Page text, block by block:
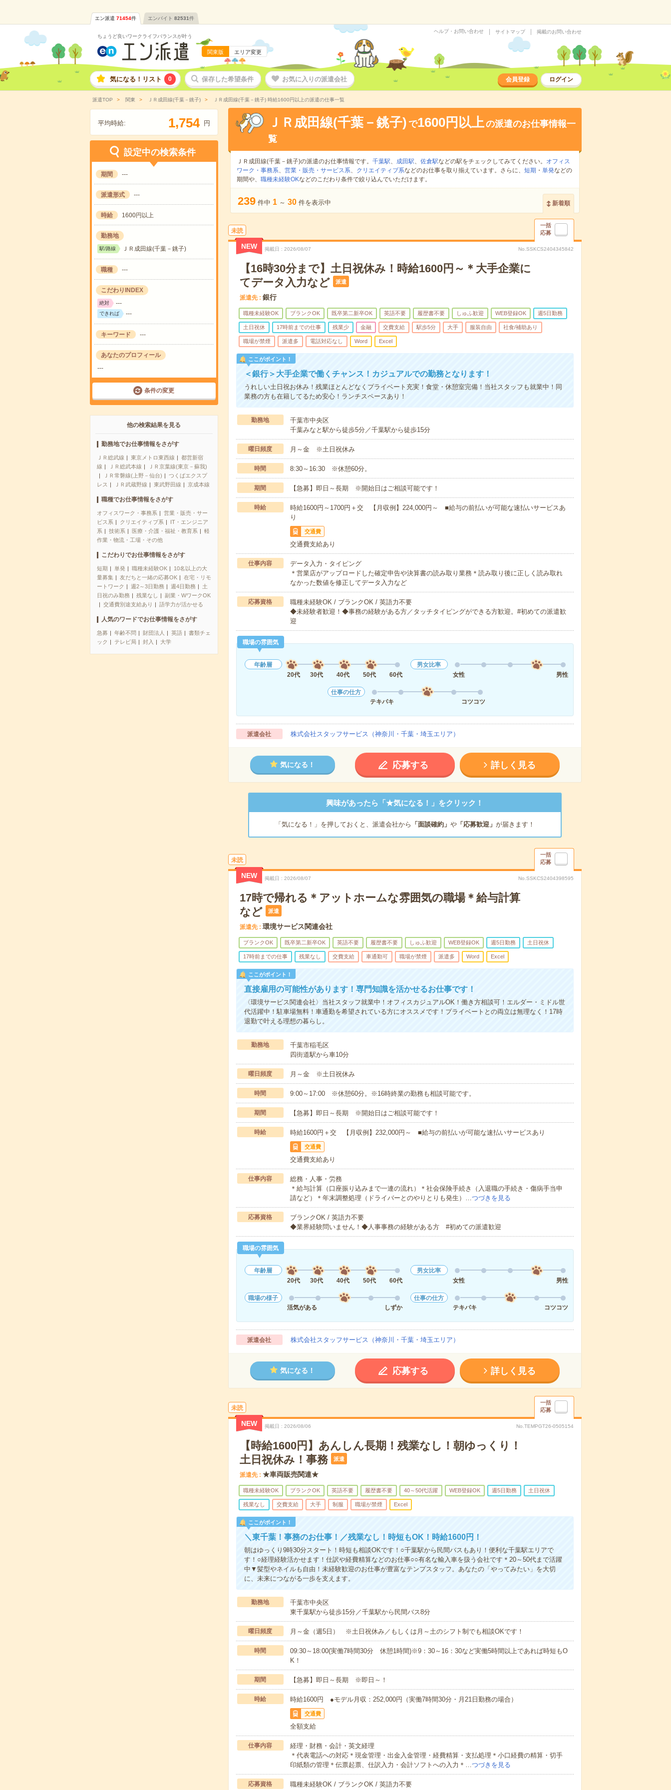
エン派遣 71454件 エンバイト 82531件
ちょうど良いワークライフバランスが叶う
関東版 エリア変更
ヘルプ・お問い合わせ サイトマップ 掲載のお問い合わせ
気になる！リスト 0 保存した希望条件 お気に入りの派遣会社 会員登録 ログイン
派遣TOP 関東 ＪＲ成田線(千葉－銚子) ＪＲ成田線(千葉－銚子) 時給1600円以上の派遣の仕事一覧
平均時給: 1,754 円
設定中の検索条件
期間 ---
派遣形式 ---
時給 1600円以上
勤務地
駅/路線 ＪＲ成田線(千葉－銚子)
職種 ---
こだわりINDEX
絶対 ---
できれば ---
キーワード ---
あなたのプロフィール
---
条件の変更
他の検索結果を見る
勤務地でお仕事情報をさがす
ＪＲ総武線 東京メトロ東西線
都営新宿
線
ＪＲ総武本線
ＪＲ京葉線(東京－蘇我)
ＪＲ常磐線(上野－仙台)
つくばエクスプ
レス
ＪＲ武蔵野線 東武野田線 京成本線
職種でお仕事情報をさがす
オフィスワーク・事務系
営業・販売・サー
ビス系
クリエイティブ系
IT・エンジニア
系
技術系 医療・介護・福祉・教育系
軽
作業・物流・工場・その他
こだわりでお仕事情報をさがす
短期 単発 職種未経験OK
10名以上の大
量募集
友だちと一緒の応募OK
在宅・リモ
ートワーク
週2～3日勤務 週4日勤務
土
日祝のみ勤務
残業なし
副業・WワークOK
交通費別途支給あり
語学力が活かせる
人気のワードでお仕事情報をさがす
急募 年齢不問 財団法人 英語
書類チェ
ック
テレビ局 封入 大学
ＪＲ成田線(千葉－銚子) で1600円以上の派遣のお仕事情報一
覧
ＪＲ成田線(千葉－銚子)の派遣のお仕事情報です。 千葉駅、 成田駅、 佐倉駅などの駅をチェックしてみてください。
オフィス
ワーク・事務系、 営業・販売・サービス系、 クリエイティブ系などのお仕事を取り揃えています。さらに、 短期 ・ 単発などの
期間や、 職種未経験OKなどのこだわり条件で絞り込んでいただけます。
239 件中 1 ～ 30 件を表示中 新着順
未読
一括
応募
NEW 掲載日 2026/08/07 No.SSKCS2404345842
【16時30分まで】土日祝休み！時給1600円～＊大手企業に
てデータ入力など
派遣
派遣先 銀行
職種未経験OK ブランクOK 既卒第二新卒OK 英語不要 履歴書不要 しゅふ歓迎 WEB登録OK 週5日勤務
土日祝休 17時前までの仕事 残業少 金融 交費支給 駅歩5分 大手 服装自由 社食/補助あり
職場が禁煙 派遣多 電話対応なし Word Excel
ここがポイント！
＜銀行＞大手企業で働くチャンス！カジュアルでの勤務となります！
うれしい土日祝お休み！残業ほとんどなくプライベート充実！食堂・休憩室完備！当社スタッフも就業中！同
業務の方も在籍してるため安心！ランチスペースあり！
勤務地
千葉市中央区
千葉みなと駅から徒歩5分／千葉駅から徒歩15分
曜日頻度 月～金 ※土日祝休み
時間 8:30～16:30 ※休憩60分。
期間 【急募】即日～長期 ※開始日はご相談可能です！
時給
時給1600円～1700円＋交 【月収例】224,000円～ ■給与の前払いが可能な速払いサービスあ
り
交通費
交通費支給あり
仕事内容
データ入力・タイピング
＊営業店がアップロードした確定申告や決算書の読み取り業務＊読み取り後に正しく読み取れ
なかった数値を修正してデータ入力など
応募資格
職種未経験OK / ブランクOK / 英語力不要
◆未経験者歓迎！◆事務の経験がある方／タッチタイピングができる方歓迎。#初めての派遣歓
迎
職場の雰囲気
年齢層
20代
30代 40代 50代 60代
男女比率
女性
男性
仕事の仕方
テキパキ
コツコツ
派遣会社 株式会社スタッフサービス（神奈川・千葉・埼玉エリア）
気になる！ 応募する 詳しく見る
興味があったら「★気になる！」をクリック！
「気になる！」を押しておくと、派遣会社から 「面談確約」 や「応募歓迎」 が届きます！
未読
一括
応募
NEW 掲載日 2026/08/07 No.SSKCS2404398595
17時で帰れる＊アットホームな雰囲気の職場＊給与計算
など
派遣
派遣先 環境サービス関連会社
ブランクOK 既卒第二新卒OK 英語不要 履歴書不要 しゅふ歓迎 WEB登録OK 週5日勤務 土日祝休
17時前までの仕事 残業なし 交費支給 車通勤可 職場が禁煙 派遣多 Word Excel
ここがポイント！
直接雇用の可能性があります！専門知識を活かせるお仕事です！
〈環境サービス関連会社〉当社スタッフ就業中！オフィスカジュアルOK！働き方相談可！エルダー・ミドル世
代活躍中！駐車場無料！車通勤を希望されている方にオススメです！プライベートとの両立は無理なく！17時
退勤で叶える理想の暮らし。
勤務地
千葉市稲毛区
四街道駅から車10分
曜日頻度 月～金 ※土日祝休み
時間 9:00～17:00 ※休憩60分。※16時終業の勤務も相談可能です。
期間 【急募】即日～長期 ※開始日はご相談可能です！
時給 時給1600円＋交 【月収例】232,000円～ ■給与の前払いが可能な速払いサービスあり
交通費
交通費支給あり
仕事内容
総務・人事・労務
＊給与計算（口座振り込みまで一連の流れ）＊社会保険手続き（入退職の手続き・傷病手当申
請など）＊年末調整処理（ドライバーとのやりとりも発生）…つづきを見る
応募資格
ブランクOK / 英語力不要
◆業界経験問いません！◆人事事務の経験がある方 #初めての派遣歓迎
職場の雰囲気
年齢層
20代
30代 40代 50代 60代
男女比率
女性
男性
職場の様子
活気がある
しずか
仕事の仕方
テキパキ
コツコツ
派遣会社 株式会社スタッフサービス（神奈川・千葉・埼玉エリア）
気になる！ 応募する 詳しく見る
未読
一括
応募
NEW 掲載日 2026/08/06 No.TEMPGT26-0505154
【時給1600円】あんしん長期！残業なし！朝ゆっくり！
土日祝休み！事務
派遣
派遣先 ★車両販売関連★
職種未経験OK ブランクOK 英語不要 履歴書不要 40～50代活躍 WEB登録OK 週5日勤務 土日祝休
残業なし 交費支給 大手 制服 職場が禁煙 Excel
ここがポイント！
＼東千葉！事務のお仕事！／残業なし！時短もOK！時給1600円！
朝はゆっくり9時30分スタート！時短も相談OKです！○千葉駅から民間バスもあり！便利な千葉駅エリアで
す！○経理経験活かせます！仕訳や経費精算などのお仕事○○有名な輸入車を扱う会社です＊20～50代まで活躍
中▼髪型やネイルも自由！未経験歓迎のお仕事が豊富なテンプスタッフ。あなたの「やってみたい」を大切
に、未来につながる一歩を支えます。
勤務地
千葉市中央区
東千葉駅から徒歩15分／千葉駅から民間バス8分
曜日頻度 月～金（週5日） ※土日祝休み／もしくは月～土のシフト制でも相談OKです！
時間
09:30～18:00(実働7時間30分 休憩1時間)※9：30～16：30など実働5時間以上であれば時短もO
K！
期間 【急募】即日～長期 ※即日～！
時給 時給1600円 ●モデル月収：252,000円（実働7時間30分・月21日勤務の場合）
交通費
全額支給
仕事内容
経理・財務・会計・英文経理
＊代表電話への対応＊現金管理・出金入金管理・経費精算・支払処理＊小口経費の精算・切手
印紙類の管理＊伝票起票、仕訳入力・会計ソフトへの入力＊…つづきを見る
応募資格 職種未経験OK / ブランクOK / 英語力不要